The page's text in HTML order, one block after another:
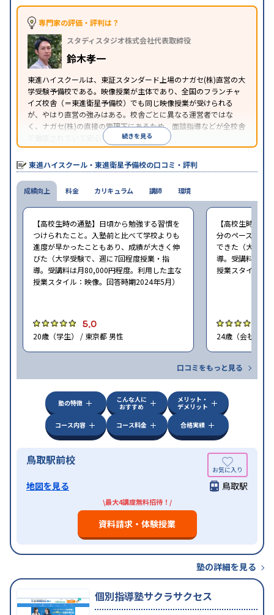
※2024年6月調査。大学受験塾・予備校のアンケート調査方法を参照
専門家の評価・評判は？
スタディスタジオ株式会社代表取締役
鈴木孝一
東進ハイスクールは、東証スタンダード上場のナガセ(株)直営の大
学受験予備校である。映像授業が主体であり、全国のフランチャ
イズ校舎（＝東進衛星予備校）でも同じ映像授業が受けられる
が、やはり直営の強みはある。校舎ごとに異なる運営者ではな
く、ナガセ(株)の直接の管理下にあるため、面談指導などが全校舎
で徹底されていて安心できる。
東進衛星予備校は、運営会社により指導方針や校舎のルールが異
なる。体験授業では、授業のみで判断するのではなく、担当者や
校舎雰囲気、校舎での合格実績などを確認すると良いだろう。
続きを見る
東進ハイスクール・東進衛星予備校の口コミ・評判
成績向上
【高校生時の通塾】日頃から勉強する習慣を
つけられたこと。入塾前と比べて学校よりも
進度が早かったこともあり、成績が大きく伸
びた（大学受験で、週に7回程度授業・指
導。受講料は月80,000円程度。利用した主な
授業スタイル：映像。回答時期2024年5月）
5.0
20歳（学生） / 東京都 男性
【高校生時の通
分のペースで進
できた（大学受
導。受講料は月
授業スタイル：
24歳（会社員<
口コミをもっと見る
料金 カリキュラム 講師 環境
塾の特徴
こんな人に
おすすめ
メリット・
デメリット
コース内容
コース料金 合格実績
鳥取駅前校
地図を見る 鳥取駅
\最大4講座無料招待！/
資料請求・体験授業
塾の詳細を見る
個別指導塾サクラサクセス